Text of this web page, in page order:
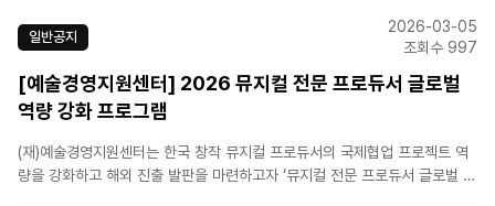
는다[오디컴퍼니(주)..
일반공지
2026-03-05
조회수 997
[예술경영지원센터] 2026 뮤지컬 전문 프로듀서 글로벌
역량 강화 프로그램
(재)예술경영지원센터는 한국 창작 뮤지컬 프로듀서의 국제협업 프로젝트 역
량을 강화하고 해외 진출 발판을 마련하고자 ‘뮤지컬 전문 프로듀서 글로벌 역